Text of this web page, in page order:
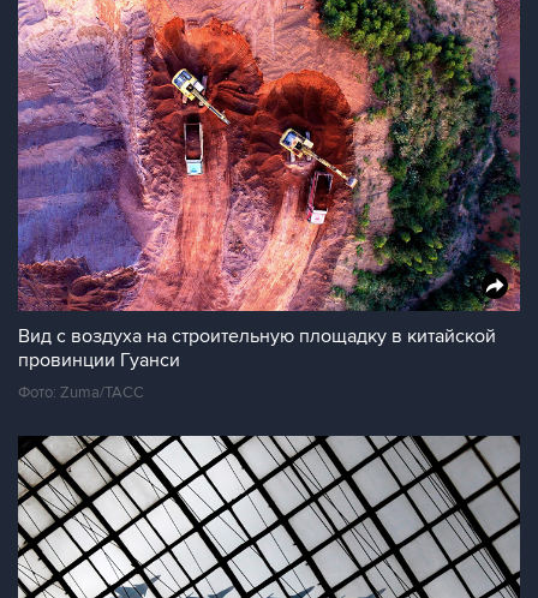
Вид с воздуха на строительную площадку в китайской
провинции Гуанси
Фото: Zuma/ТАСС